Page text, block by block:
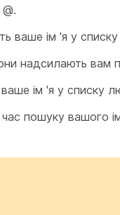
ваше ім 'я у
надсилають вам
ім 'я у списку
пошуку вашого